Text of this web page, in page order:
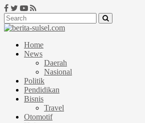
Home
News
Daerah
Nasional
Politik
Pendidikan
Bisnis
Travel
Otomotif